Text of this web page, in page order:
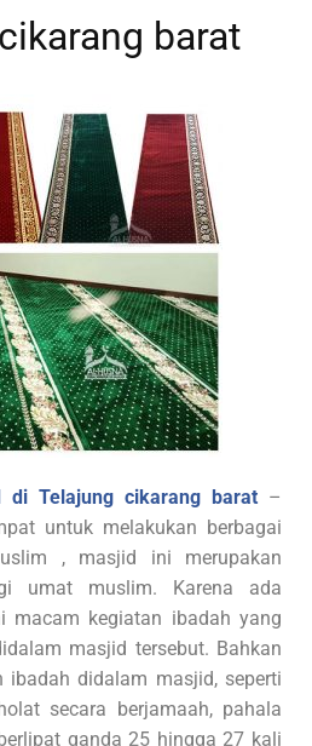
barat
di Telajung cikarang barat –
untuk melakukan berbagai
, masjid ini merupakan
umat muslim. Karena ada
macam kegiatan ibadah yang
masjid tersebut. Bahkan
ibadah didalam masjid, seperti
secara berjamaah, pahala
ganda 25 hingga 27 kali